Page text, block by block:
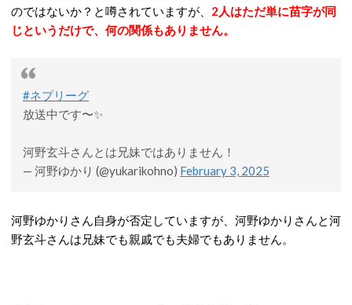
のではないか？と噂されていますが、 2人はただ単に苗字が同
じというだけで、何の関係もありません。
#ネプリーグ
放送中です〜✨
河野玄斗さんとは兄妹ではありません！
— 河野ゆかり (@yukarikohno) February 3, 2025
河野ゆかりさん自身が否定していますが、河野ゆかりさんと河
野玄斗さんは兄妹でも親戚でも夫婦でもありません。